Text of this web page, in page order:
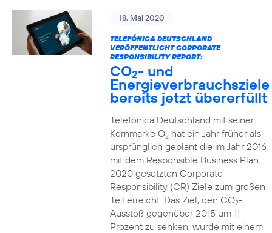
18. Mai 2020
TELEFÓNICA DEUTSCHLAND
VERÖFFENTLICHT CORPORATE
RESPONSIBILITY REPORT:
CO2- und
Energieverbrauchsziele
bereits jetzt übererfüllt
Telefónica Deutschland mit seiner
Kernmarke O2hat ein Jahr früher als
ursprünglich geplant die im Jahr 2016
mit dem Responsible Business Plan
2020 gesetzten Corporate
Responsibility (CR) Ziele zum großen
Teil erreicht. Das Ziel, den CO2-
Ausstoß gegenüber 2015 um 11
Prozent zu senken, wurde mit einem